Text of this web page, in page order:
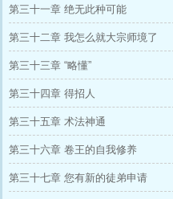
第三十一章 绝无此种可能
第三十二章 我怎么就大宗师境了
第三十三章 “略懂”
第三十四章 得招人
第三十五章 术法神通
第三十六章 卷王的自我修养
第三十七章 您有新的徒弟申请